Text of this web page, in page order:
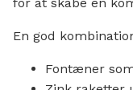
for at skabe en
En god
Fontæner